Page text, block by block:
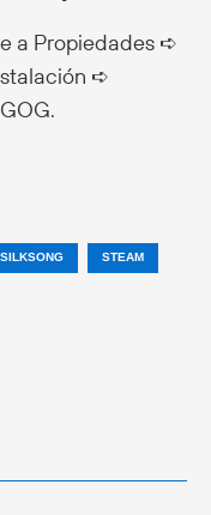
a Propiedades ➪
➪
SILKSONG STEAM